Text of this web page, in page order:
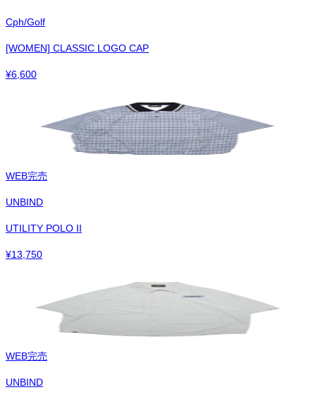
Cph/Golf
[WOMEN] CLASSIC LOGO CAP
¥6,600
WEB完売
UNBIND
UTILITY POLO II
¥13,750
WEB完売
UNBIND